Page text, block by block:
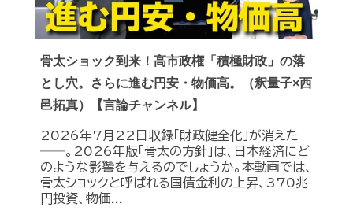
骨太ショック到来！高市政権「積極財政」の落
とし穴。さらに進む円安・物価高。（釈量子×西
邑拓真）【言論チャンネル】
2026年7月22日収録「財政健全化」が消えた
――。2026年版「骨太の方針」は、日本経済にど
のような影響を与えるのでしょうか。本動画では、
骨太ショックと呼ばれる国債金利の上昇、370兆
円投資、物価...